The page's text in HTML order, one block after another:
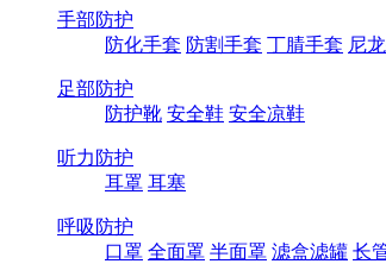
手部防护
防化手套 防割手套 丁腈手套 尼
足部防护
防护靴 安全鞋 安全凉鞋
听力防护
耳罩 耳塞
呼吸防护
口罩 全面罩 半面罩 滤盒滤罐 长